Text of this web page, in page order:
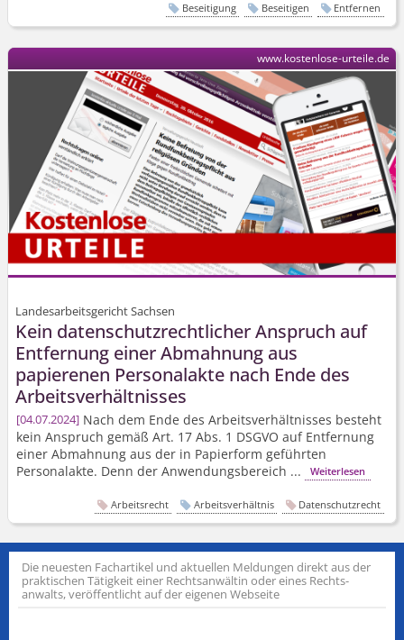
Beseitigung Beseitigen Entfernen
Landesarbeitsgericht Sachsen
Kein daten­schutz­rechtlicher Anspruch auf
Entfernung einer Abmahnung aus
papierenen Personalakte nach Ende des
Arbeits­verhältnisses
04.07.2024 Nach dem Ende des Arbeits­verhältnisses besteht
kein Anspruch gemäß Art. 17 Abs. 1 DSGVO auf Entfernung
einer Abmahnung aus der in Papierform geführten
Personalakte. Denn der Anwendungsbereich ...
Weiterlesen
www.kostenlose-urteile.de
Arbeitsrecht Arbeitsverhältnis Datenschutzrecht
Die neuesten Fachartikel und aktuellen Meldungen direkt aus der
praktischen Tätigkeit einer Rechts­anwältin oder eines Rechts­
anwalts, veröffentlicht auf der eigenen Webseite